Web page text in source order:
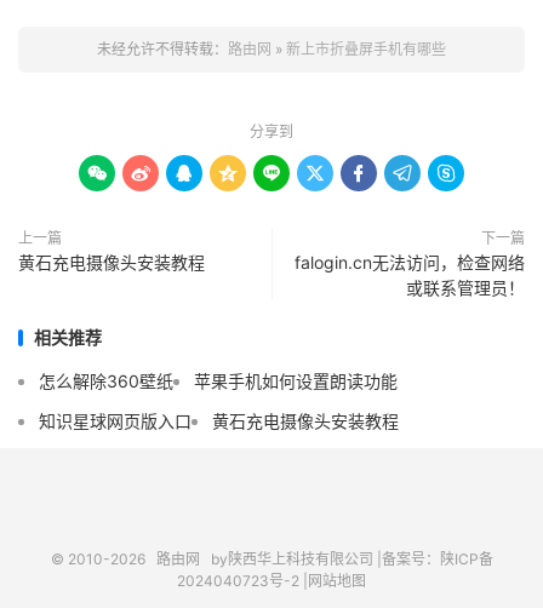
未经允许不得转载： 路由网 » 新上市折叠屏手机有哪些
分享到
        
上一篇
黄石充电摄像头安装教程
下一篇
falogin.cn无法访问，检查网络
或联系管理员！
相关推荐
怎么解除360壁纸
苹果手机如何设置朗读功能
知识星球网页版入口
黄石充电摄像头安装教程
© 2010-2026 路由网 by陕西华上科技有限公司 | 备案号：陕ICP备
2024040723号-2 | 网站地图